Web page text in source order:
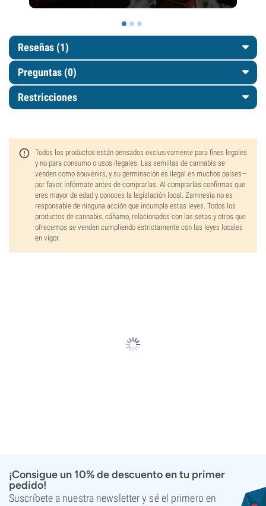
Reseñas (1)
Preguntas (0)
Restricciones
Todos los productos están pensados exclusivamente para fines legales
y no para consumo o usos ilegales. Las semillas de cannabis se
venden como souvenirs, y su germinación es ilegal en muchos países—
por favor, infórmate antes de comprarlas. Al comprarlas confirmas que
eres mayor de edad y conoces la legislación local. Zamnesia no es
responsable de ninguna acción que incumpla estas leyes. Todos los
productos de cannabis, cáñamo, relacionados con las setas y otros que
ofrecemos se venden cumpliendo estrictamente con las leyes locales
en vigor.
¡Consigue un 10% de descuento en tu primer
pedido!
Suscríbete a nuestra newsletter y sé el primero en